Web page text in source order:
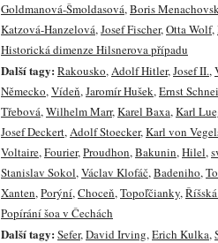
Goldmanová-Šmoldasová,Boris
Katzová-Hanzelová,Josef Fischer,Otta Wolf,
Historická dimenze Hilsnerova případu
Další tagy: Rakousko,Adolf Hitler,Josef II.,
Německo,Vídeň,Jaromír Hušek,Ernst
Třebová,Wilhelm Marr,Karel Baxa,Karl
Josef Deckert,Adolf Stoecker,Karl von
Voltaire,Fourier,Proudhon,Bakunin,Hilel,
Stanislav Sokol,Václav Klofáč,Badeniho,
Xanten,Porýní,Choceň,Topoľčianky,
Popírání šoa v Čechách
Další tagy: Sefer,David Irving,Erich Kulka,